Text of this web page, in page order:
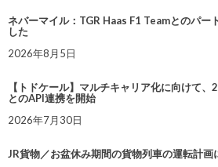
ネバーマイル：TGR Haas F1 Teamとのパー
した
2026年8月5日
【トドケール】マルチキャリア化に向けて
とのAPI連携を開始
2026年7月30日
JR貨物／お盆休み期間の貨物列車の運転計画